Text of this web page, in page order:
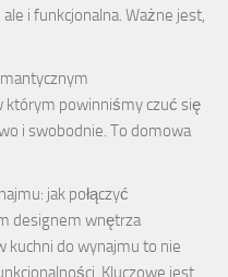
i funkcjonalna. Ważne jest,
którym powinniśmy czuć się
i swobodnie. To domowa
jak połączyć
designem wnętrza
kuchni do wynajmu to nie
Kluczowe jest,